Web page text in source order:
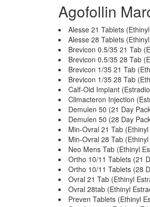
Agofollin
Alesse 21 Tablets
Alesse 28 Tablets
Brevicon 0.5/35 21 Tab
Brevicon 0.5/35 28 Tab
Brevicon 1/35 21 Tab
Brevicon 1/35 28 Tab
Calf-Oid Implant
Climacteron Injection
Demulen 50 (21 Day
Demulen 50 (28 Day
Min-Ovral 21 Tab
Min-Ovral 28 Tab
Neo Mens Tab (Ethinyl
Ortho 10/11 Tablets (21
Ortho 10/11 Tablets (28
Ovral 21 Tab (Ethinyl
Ovral 28tab (Ethinyl
Preven Tablets (Ethinyl